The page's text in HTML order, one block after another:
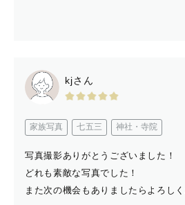
kjさん
家族写真 七五三 神社・寺院
写真撮影ありがとうございました！
どれも素敵な写真でした！
また次の機会もありましたらよろし